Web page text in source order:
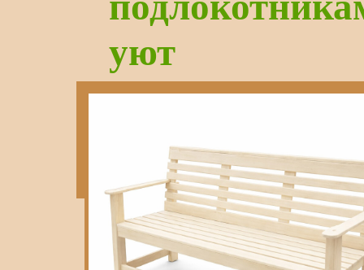
уют